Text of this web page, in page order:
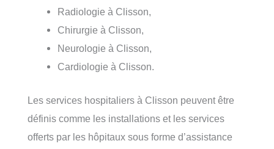
Radiologie à Clisson,
Chirurgie à Clisson,
Neurologie à Clisson,
Cardiologie à Clisson.
Les services hospitaliers à Clisson peuvent être
définis comme les installations et les services
offerts par les hôpitaux sous forme d’assistance